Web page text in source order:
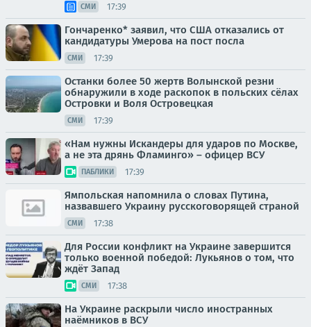
СМИ 17:39
Гончаренко* заявил, что США отказались от
кандидатуры Умерова на пост посла
СМИ 17:39
Останки более 50 жертв Волынской резни
обнаружили в ходе раскопок в польских сёлах
Островки и Воля Островецкая
СМИ 17:39
«Нам нужны Искандеры для ударов по Москве,
а не эта дрянь Фламинго» – офицер ВСУ
ПАБЛИКИ 17:39
Ямпольская напомнила о словах Путина,
назвавшего Украину русскоговорящей страной
СМИ 17:38
Для России конфликт на Украине завершится
только военной победой: Лукьянов о том, что
ждёт Запад
СМИ 17:38
На Украине раскрыли число иностранных
наёмников в ВСУ